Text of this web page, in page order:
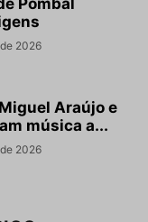
Pombal
2026
Araújo e
música a...
2026